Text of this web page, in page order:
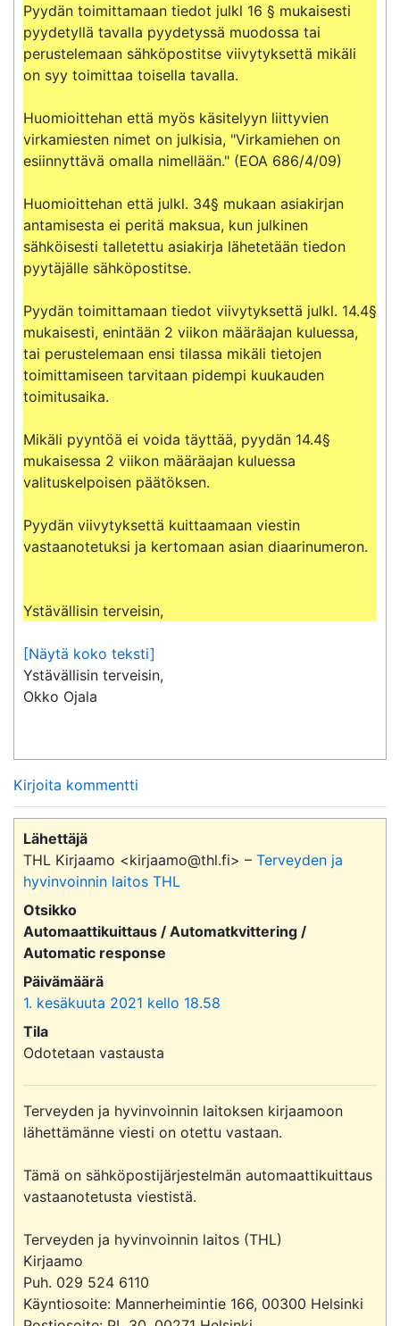
Pyydän toimittamaan tiedot julkl 16 § mukaisesti
pyydetyllä tavalla pyydetyssä muodossa tai
perustelemaan sähköpostitse viivytyksettä mikäli
on syy toimittaa toisella tavalla.
Huomioittehan että myös käsitelyyn liittyvien
virkamiesten nimet on julkisia, "Virkamiehen on
esiinnyttävä omalla nimellään." (EOA 686/4/09)
Huomioittehan että julkl. 34§ mukaan asiakirjan
antamisesta ei peritä maksua, kun julkinen
sähköisesti talletettu asiakirja lähetetään tiedon
pyytäjälle sähköpostitse.
Pyydän toimittamaan tiedot viivytyksettä julkl. 14.4§
mukaisesti, enintään 2 viikon määräajan kuluessa,
tai perustelemaan ensi tilassa mikäli tietojen
toimittamiseen tarvitaan pidempi kuukauden
toimitusaika.
Mikäli pyyntöä ei voida täyttää, pyydän 14.4§
mukaisessa 2 viikon määräajan kuluessa
valituskelpoisen päätöksen.
Pyydän viivytyksettä kuittaamaan viestin
vastaanotetuksi ja kertomaan asian diaarinumeron.
Ystävällisin terveisin,
[Näytä koko teksti]
Ystävällisin terveisin,
Okko Ojala
Kirjoita kommentti
Lähettäjä
THL Kirjaamo <kirjaamo@thl.fi> – Terveyden ja
hyvinvoinnin laitos THL
Otsikko
Automaattikuittaus / Automatkvittering /
Automatic response
Päivämäärä
1. kesäkuuta 2021 kello 18.58
Tila
Odotetaan vastausta
Terveyden ja hyvinvoinnin laitoksen kirjaamoon
lähettämänne viesti on otettu vastaan.
Tämä on sähköpostijärjestelmän automaattikuittaus
vastaanotetusta viestistä.
Terveyden ja hyvinvoinnin laitos (THL)
Kirjaamo
Puh. 029 524 6110
Käyntiosoite: Mannerheimintie 166, 00300 Helsinki